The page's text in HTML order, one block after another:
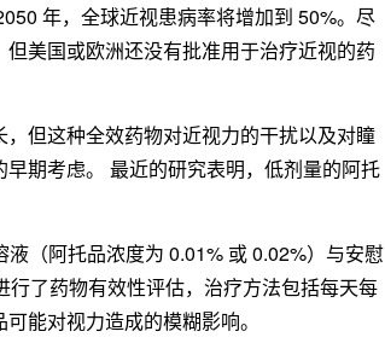
年，全球近视患病率将增加到 50%。尽
美国或欧洲还没有批准用于治疗近视的药
但这种全效药物对近视力的干扰以及对瞳
期考虑。 最近的研究表明，低剂量的阿托
（阿托品浓度为 0.01% 或 0.02%）与安慰
了药物有效性评估，治疗方法包括每天每
能对视力造成的模糊影响。